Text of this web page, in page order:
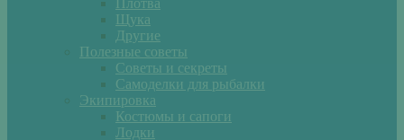
Плотва
Щука
Другие
Полезные советы
Советы и секреты
Самоделки для рыбалки
Экипировка
Костюмы и сапоги
Лодки